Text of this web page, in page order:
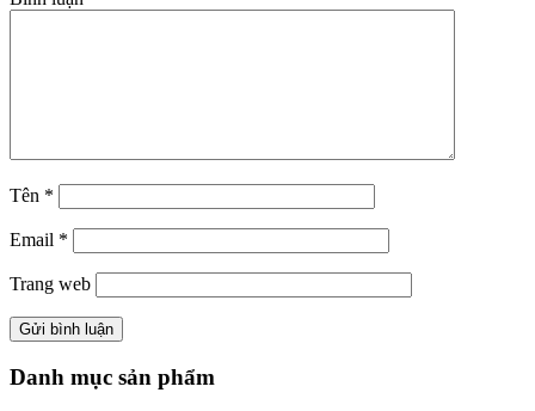
Tên *
Email *
Trang web
Danh mục sản phẩm